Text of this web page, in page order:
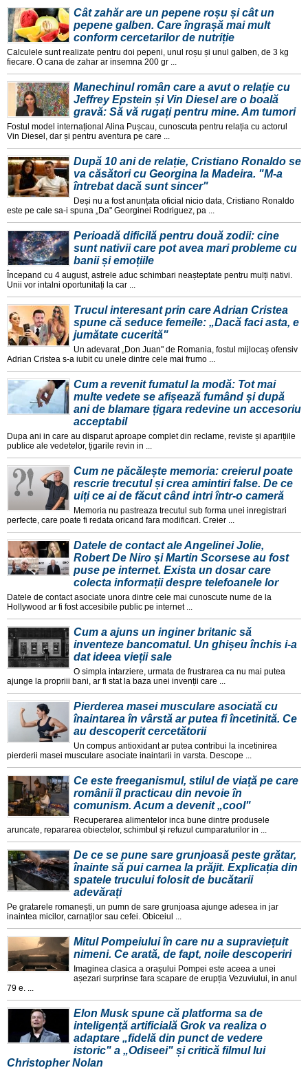
Cât zahăr are un pepene roșu și cât un
pepene galben. Care îngrașă mai mult
conform cercetarilor de nutriție
Calculele sunt realizate pentru doi pepeni, unul roșu și unul galben, de 3 kg
fiecare. O cana de zahar ar insemna 200 gr ...
Manechinul român care a avut o relație cu
Jeffrey Epstein și Vin Diesel are o boală
gravă: Să vă rugați pentru mine. Am tumori
Fostul model internațional Alina Pușcau, cunoscuta pentru relația cu actorul
Vin Diesel, dar și pentru aventura pe care ...
După 10 ani de relație, Cristiano Ronaldo se
va căsători cu Georgina la Madeira. "M-a
întrebat dacă sunt sincer"
Deși nu a fost anunțata oficial nicio data, Cristiano Ronaldo
este pe cale sa-i spuna „Da" Georginei Rodriguez, pa ...
Perioadă dificilă pentru două zodii: cine
sunt nativii care pot avea mari probleme cu
banii și emoțiile
Începand cu 4 august, astrele aduc schimbari neașteptate pentru mulți nativi.
Unii vor intalni oportunitați la car ...
Trucul interesant prin care Adrian Cristea
spune că seduce femeile: „Dacă faci asta, e
jumătate cucerită"
Un adevarat „Don Juan" de Romania, fostul mijlocaș ofensiv
Adrian Cristea s-a iubit cu unele dintre cele mai frumo ...
Cum a revenit fumatul la modă: Tot mai
multe vedete se afișează fumând și după
ani de blamare țigara redevine un accesoriu
acceptabil
Dupa ani in care au disparut aproape complet din reclame, reviste și aparițiile
publice ale vedetelor, țigarile revin in ...
Cum ne păcălește memoria: creierul poate
rescrie trecutul și crea amintiri false. De ce
uiți ce ai de făcut când intri într-o cameră
Memoria nu pastreaza trecutul sub forma unei inregistrari
perfecte, care poate fi redata oricand fara modificari. Creier ...
Datele de contact ale Angelinei Jolie,
Robert De Niro și Martin Scorsese au fost
puse pe internet. Exista un dosar care
colecta informații despre telefoanele lor
Datele de contact asociate unora dintre cele mai cunoscute nume de la
Hollywood ar fi fost accesibile public pe internet ...
Cum a ajuns un inginer britanic să
inventeze bancomatul. Un ghișeu închis i-a
dat ideea vieții sale
O simpla intarziere, urmata de frustrarea ca nu mai putea
ajunge la propriii bani, ar fi stat la baza unei invenții care ...
Pierderea masei musculare asociată cu
înaintarea în vârstă ar putea fi încetinită. Ce
au descoperit cercetătorii
Un compus antioxidant ar putea contribui la incetinirea
pierderii masei musculare asociate inaintarii in varsta. Descope ...
Ce este freeganismul, stilul de viață pe care
românii îl practicau din nevoie în
comunism. Acum a devenit „cool"
Recuperarea alimentelor inca bune dintre produsele
aruncate, repararea obiectelor, schimbul și refuzul cumparaturilor in ...
De ce se pune sare grunjoasă peste grătar,
înainte să pui carnea la prăjit. Explicația din
spatele trucului folosit de bucătarii
adevărați
Pe gratarele romanești, un pumn de sare grunjoasa ajunge adesea in jar
inaintea micilor, carnaților sau cefei. Obiceiul ...
Mitul Pompeiului în care nu a supraviețuit
nimeni. Ce arată, de fapt, noile descoperiri
Imaginea clasica a orașului Pompei este aceea a unei
așezari surprinse fara scapare de erupția Vezuviului, in anul
79 e. ...
Elon Musk spune că platforma sa de
inteligență artificială Grok va realiza o
adaptare „fidelă din punct de vedere
istoric" a „Odiseei" și critică filmul lui
Christopher Nolan